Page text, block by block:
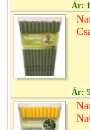
Ár:
Ár: